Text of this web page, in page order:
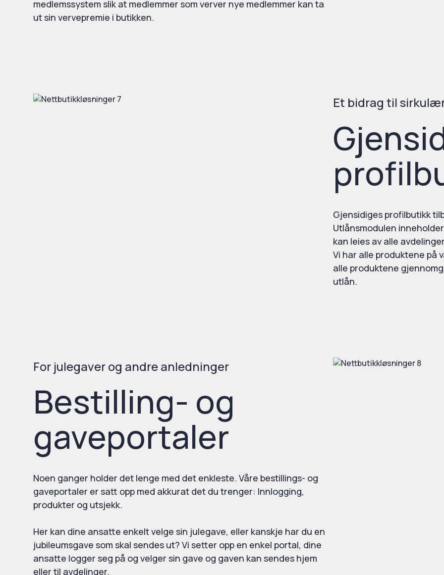
medlemssystem slik at medlemmer som verver nye medlemmer kan ta
ut sin vervepremie i butikken.
Et bidrag til
Gjensidiges profilbutikk
Utlånsmodulen
kan leies av alle
Vi har alle produktene på
alle produktene
utlån.
For julegaver og andre anledninger
Bestilling- og
gaveportaler
Noen ganger holder det lenge med det enkleste. Våre bestillings- og
gaveportaler er satt opp med akkurat det du trenger: Innlogging,
produkter og utsjekk.
Her kan dine ansatte enkelt velge sin julegave, eller kanskje har du en
jubileumsgave som skal sendes ut? Vi setter opp en enkel portal, dine
ansatte logger seg på og velger sin gave og gaven kan sendes hjem
eller til avdelinger.